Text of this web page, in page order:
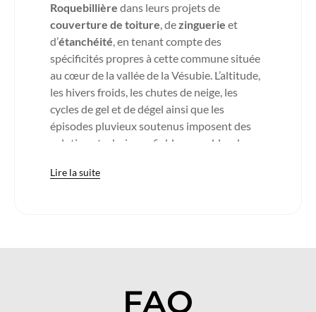
Roquebillière dans leurs projets de
couverture de toiture, dezinguerie et
d’étanchéité, en tenant compte des
spécificités propres à cette commune située
au cœur de la vallée de la Vésubie. L’altitude,
les hivers froids, les chutes de neige, les
cycles de gel et de dégel ainsi que les
épisodes pluvieux soutenus imposent des
solutions techniques fiables, capables de
Lacouverture métallique
neigeuses et l’évacuation rapide des eaux
Lire la suite
FAQ